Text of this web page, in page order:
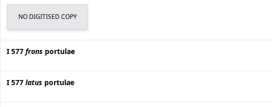
NO DIGITISED COPY
I 577 frons portulae
I 577 latus portulae